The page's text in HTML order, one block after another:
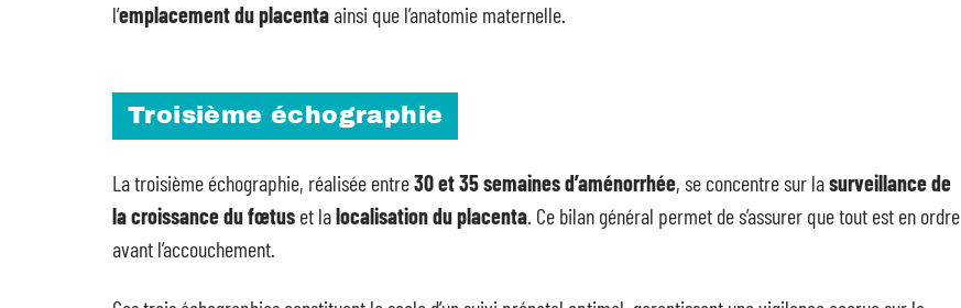
l’emplacement du placentaainsi que l’anatomie maternelle.
Troisième échographie
La troisième échographie, réalisée entre30 et 35 semaines d’aménorrhée, se concentre sur lasurveillance de
la croissance du fœtus et lalocalisation du placenta. Ce bilan général permet de s’assurer que tout est en ordre
avant l’accouchement.